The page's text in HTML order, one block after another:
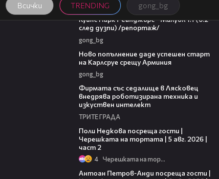
Всички TRENDING gong_bg
08:50
Куинс Парк Рейнджърс - Милуол 1:1 (0:2
след дузпи) /репортаж/
gong_bg
Ново попълнение даде успешен старт
на Карлсруе срещу Арминия
gong_bg
Фирмата със седалище в Лясковец
внедрява роботизирана техника и
изкуствен интелект
ТРИТЕ ГРАДА
Поли Недкова посреща гости |
Черешката на тортата | 5 авг. 2026 |
част 2
4 Черешката на тортата
Антоан Петров-Анди посреща гости |